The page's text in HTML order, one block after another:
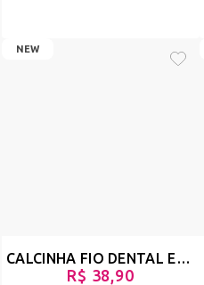
NEW
CALCINHA FIO DENTAL EM TULE E RENDA BICOLOR - PATNER - PRETO/OURO - REF 2855
R$ 38,90